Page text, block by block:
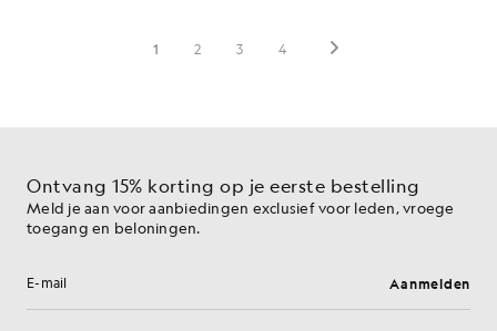
Ontvang 15% korting op je eerste bestelling
Meld je aan voor aanbiedingen exclusief voor leden, vroege
toegang en beloningen.
E-mailadres Aanmelden